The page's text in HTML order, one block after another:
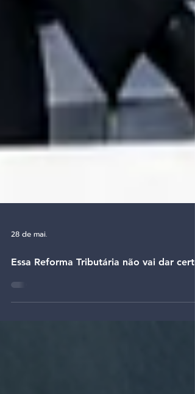
28 de mai.
Essa Reforma Tributária não vai dar certo